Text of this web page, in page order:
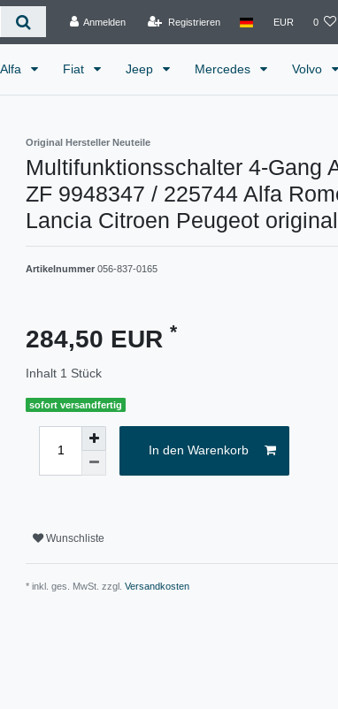
Anmelden Registrieren EUR 0
Alfa Fiat Jeep Mercedes Volvo
Original Hersteller Neuteile
Multifunktionsschalter 4-Gang
ZF 9948347 / 225744 Alfa
Lancia Citroen Peugeot original
Artikelnummer 056-837-0165
284,50 EUR *
Inhalt 1 Stück
sofort versandfertig
In den Warenkorb
Wunschliste
* inkl. ges. MwSt. zzgl. Versandkosten